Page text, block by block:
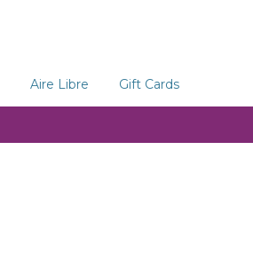
Aire Libre Gift Cards